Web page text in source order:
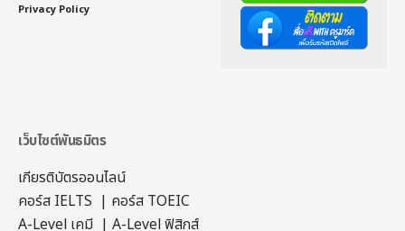
Privacy Policy
เว็บไซต์พันธมิตร
เกียรติบัตรออนไลน์
คอร์ส IELTS | คอร์ส TOEIC
A-Level เคมี | A-Level ฟิสิกส์